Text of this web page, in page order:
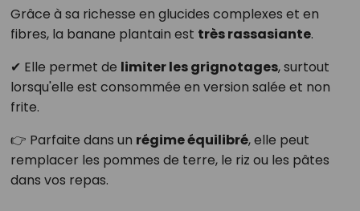
Grâce à sa richesse en glucides complexes et en
fibres, la banane plantain est très rassasiante.
✔ Elle permet de limiter les grignotages, surtout
lorsqu'elle est consommée en version salée et non
frite.
👉 Parfaite dans un régime équilibré, elle peut
remplacer les pommes de terre, le riz ou les pâtes
dans vos repas.